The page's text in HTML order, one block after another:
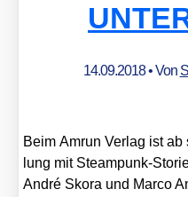
14.09.2018• Von
Beim Amrun Ver­lag ist
lung mit Steam­punk-
André Sko­ra und Mar­co